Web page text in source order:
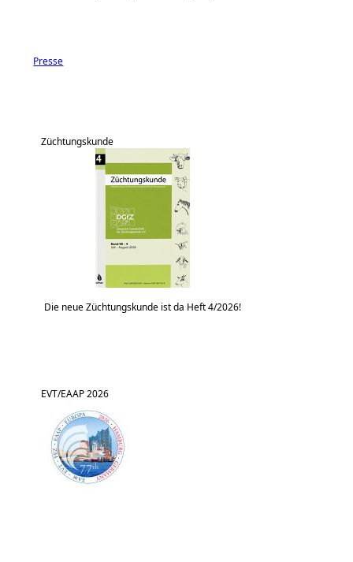
Presse
Züchtungskunde
Die neue Züchtungskunde ist da Heft 4/2026!
EVT/EAAP 2026